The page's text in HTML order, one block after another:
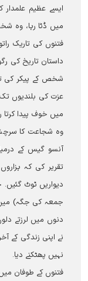
ایسے عظیم
میں ڈٹا رہا، وہ
فتنوں کی تاریک
داستان تاریخ کی
شخص کے پیکر کی
عزت کی بلندیوں
میں خوف پیدا کرتا
وہ شجاعت کا
آنسو گیس کے
تقریر کی کہ
دیواریں ٹوٹ
جمعہ کی جگہ)
دنوں میں لرزتے
نے اپنی زندگی کے
نہیں پھٹکنے دیا۔
فتنوں کے طوفان